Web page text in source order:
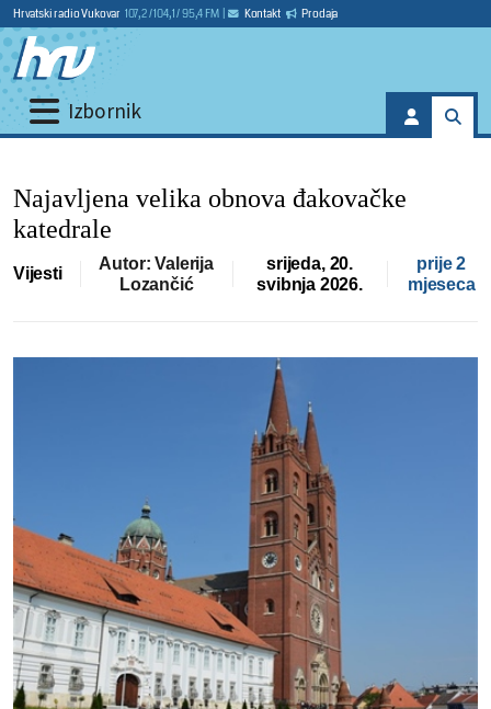
Hrvatski radio Vukovar 107,2 / 104,1 / 95,4 FM Kontakt Prodaja
Izbornik
Najavljena velika obnova đakovačke
katedrale
Vijesti
Autor: Valerija
Lozančić
srijeda, 20.
svibnja 2026.
prije 2
mjeseca